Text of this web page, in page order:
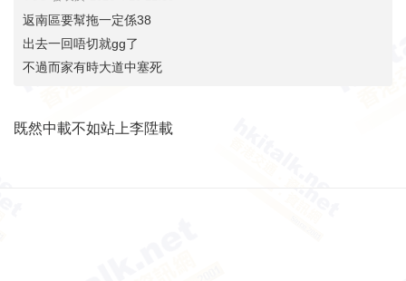
返南區要幫拖一定係38
出去一回唔切就gg了
不過而家有時大道中塞死
既然中載不如站上李陞載